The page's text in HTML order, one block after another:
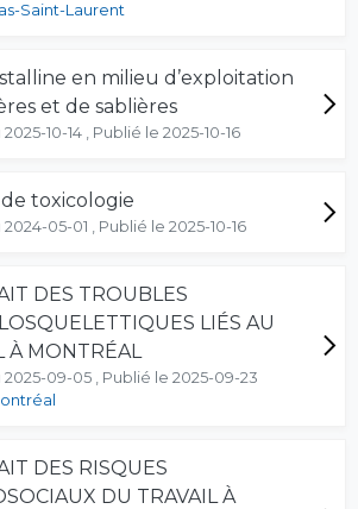
Saint-Laurent
en milieu d’exploitation
et de sablières
10-14 , Publié le 2025-10-16
toxicologie
05-01 , Publié le 2025-10-16
DES TROUBLES
LIÉS AU
À MONTRÉAL
09-05 , Publié le 2025-09-23
DES RISQUES
DU TRAVAIL À